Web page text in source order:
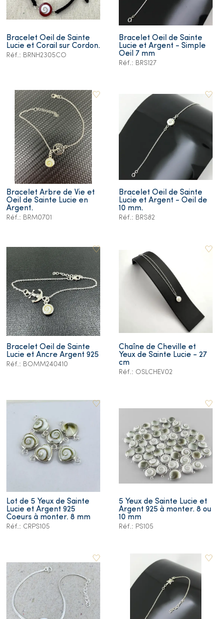
Bracelet Oeil de Sainte
Lucie et Corail sur Cordon.
Réf.: BRNH2305CO
Bracelet Oeil de Sainte
Lucie et Argent - Simple
Oeil 7 mm
Réf.: BRS127
Bracelet Arbre de Vie et
Oeil de Sainte Lucie en
Argent.
Réf.: BRM0701
Bracelet Oeil de Sainte
Lucie et Argent - Oeil de
10 mm.
Réf.: BRS82
Bracelet Oeil de Sainte
Lucie et Ancre Argent 925
Réf.: BOMM240410
Chaîne de Cheville et
Yeux de Sainte Lucie - 27
cm
Réf.: OSLCHEV02
Lot de 5 Yeux de Sainte
Lucie et Argent 925
Coeurs à monter. 8 mm
Réf.: CRPS105
5 Yeux de Sainte Lucie et
Argent 925 à monter. 8 ou
10 mm
Réf.: PS105